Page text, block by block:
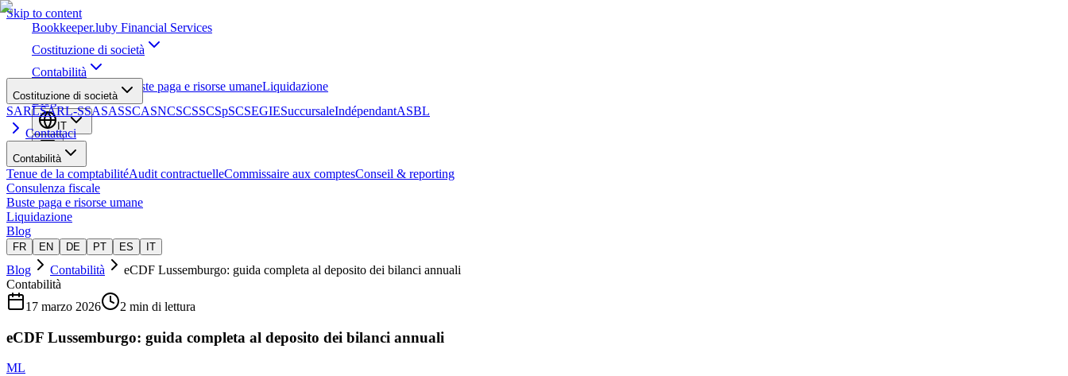
Skip to content
Bookkeeper.luby Financial Services
Costituzione di società
Contabilità
Consulenza fiscale Buste paga e risorse umaneLiquidazione
Blog
IT
Costituzione di società
SARLSARL-SSASASSCASNCSCSSCSpSCSEGIESuccursaleIndépendantASBL
Contattaci
Contabilità
Tenue de la comptabilitéAudit contractuelleCommissaire aux comptesConseil & reporting
Consulenza fiscale
Buste paga e risorse umane
Liquidazione
Blog
FR EN DE PT ES IT
Blog Contabilità
eCDF Lussemburgo: guida completa al deposito dei bilanci annuali
Contabilità
17 marzo 2026
2 min di lettura
eCDF Lussemburgo: guida completa al deposito dei bilanci annuali
ML